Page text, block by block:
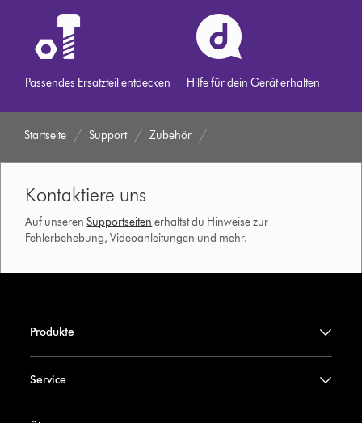
Passendes Ersatzteil entdecken Hilfe für dein Gerät erhalten
Startseite Support Zubehör
Kontaktiere uns
Auf unserenSupportseiten erhältst du Hinweise zur
Fehlerbehebung, Videoanleitungen und mehr.
Produkte
Service